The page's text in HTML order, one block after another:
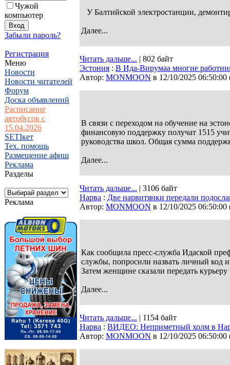
Чужой
компьютер
Забыли пароль?
Регистрация
Меню
Новости
Новости читателей
Форум
Доска объявлений
Расписание
автобусов с
15.04.2026
SETIкет
Тех. помощь
Размещение афиш
Реклама
Разделы
Реклама
У Балтийской электростанции,
Далее...
Читать дальше... | 802 байт
Эстония : В Ида-Вирумаа многие
Автор: MONMOON в 12/10/2025 06:50:00
В связи с переходом на обучение на
финансовую поддержку получат 1515
руководства школ. Общая сумма
Далее...
Читать дальше... | 3106 байт
Нарва : Две нарвитянки передали
Автор: MONMOON в 12/10/2025 06:50:00
Как сообщила пресс-служба Идаской
службы, попросили назвать личный код
Затем женщине сказали передать
Далее...
Читать дальше... | 1154 байт
Нарва : ВИДЕО: Неприметный холм в
Автор: MONMOON в 12/10/2025 06:50:00